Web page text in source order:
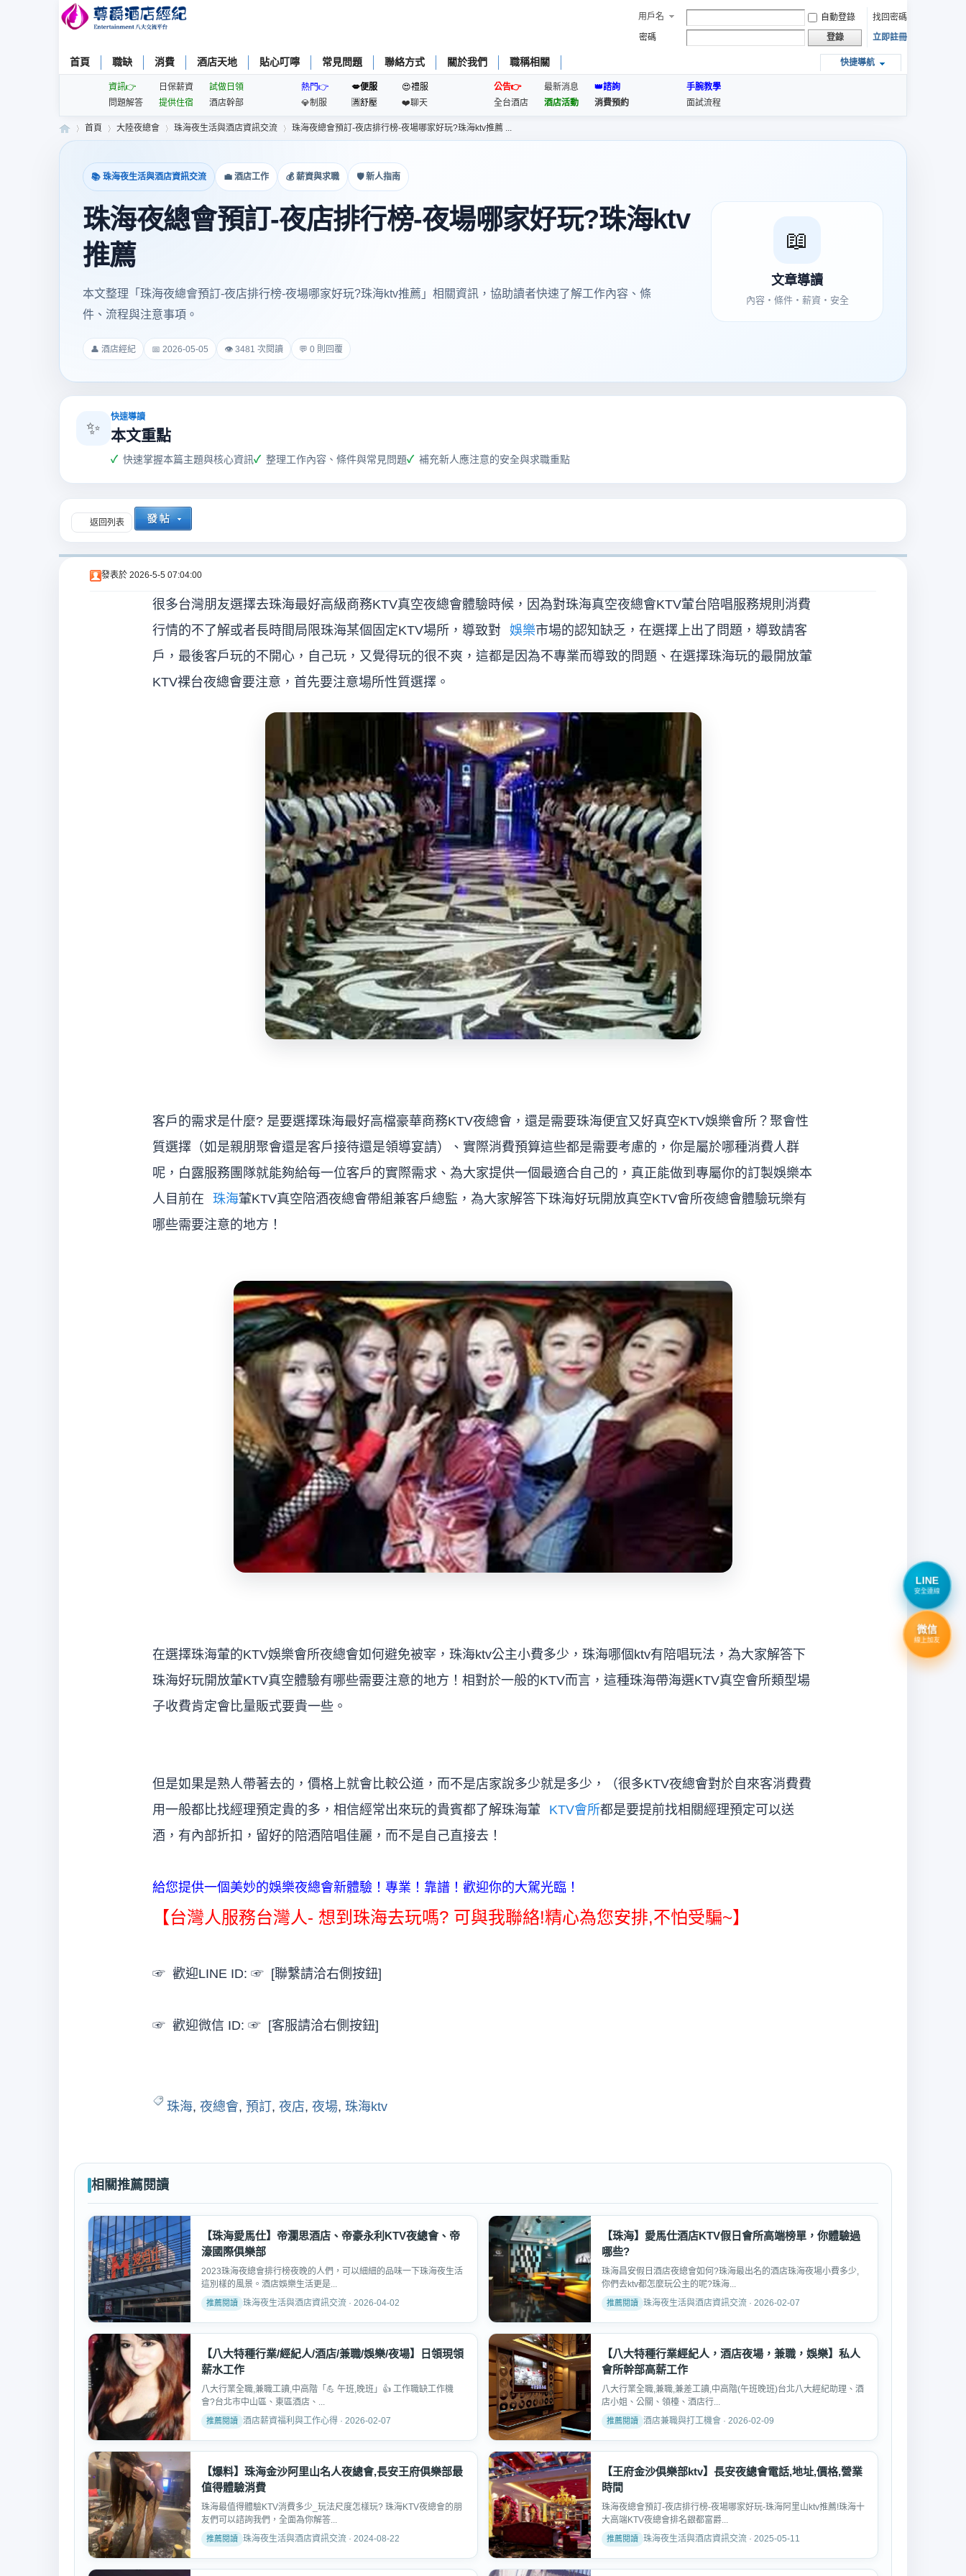
用戶名 自動登錄
找回密碼
密碼
登錄 立即註冊
快捷導航
首頁 職缺 消費 酒店天地 貼心叮嚀 常見問題 聯絡方式 關於我們 職稱相關
資訊👉 日保薪資
試做日領
問題解答
提供住宿 酒店幹部
熱門👉 💋便服
😍禮服
💎制服
🈵️舒壓 ❤️聊天
公告👉 最新消息
👑諮詢
全台酒店
酒店活動 消費預約
手腕教學
面試流程
酒
首頁
›
大陸夜總會
›
珠海夜生活與酒店資訊交流 珠海夜總會預訂-夜店排行榜-夜場哪家好玩?珠海ktv推薦 ...
📚 珠海夜生活與酒店資訊交流 💼 酒店工作 💰 薪資與求職 🛡 新人指南
珠海夜總會預訂-夜店排行榜-夜場哪家好玩?珠海ktv
推薦
本文整理「珠海夜總會預訂-夜店排行榜-夜場哪家好玩?珠海ktv推薦」相關資訊，協助讀者快速了解工作內容、條
件、流程與注意事項。
👤 酒店經紀 📅 2026-05-05 👁 3481 次閱讀 💬 0 則回覆
📖
文章導讀
內容・條件・薪資・安全
✨
快速導讀
本文重點
快速掌握本篇主題與核心資訊 整理工作內容、條件與常見問題 補充新人應注意的安全與求職重點
返回列表
發表於 2026-5-5 07:04:00
很多台灣朋友選擇去珠海最好高級商務KTV真空夜總會體驗時候，因為對珠海真空夜總會KTV葷台陪唱服務規則消費
行情的不了解或者長時間局限珠海某個固定KTV場所，導致對 娛樂市場的認知缺乏，在選擇上出了問題，導致請客
戶，最後客戶玩的不開心，自己玩，又覺得玩的很不爽，這都是因為不專業而導致的問題、在選擇珠海玩的最開放葷
KTV裸台夜總會要注意，首先要注意場所性質選擇。
客戶的需求是什麼? 是要選擇珠海最好高檔豪華商務KTV夜總會，還是需要珠海便宜又好真空KTV娛樂會所？聚會性
質選擇（如是親朋聚會還是客戶接待還是領導宴請）、實際消費預算這些都是需要考慮的，你是屬於哪種消費人群
呢，白露服務團隊就能夠給每一位客戶的實際需求、為大家提供一個最適合自己的，真正能做到專屬你的訂製娛樂本
人目前在
珠海葷KTV真空陪酒夜總會帶組兼客戶總監，為大家解答下珠海好玩開放真空KTV會所夜總會體驗玩樂有
哪些需要注意的地方！
在選擇珠海葷的KTV娛樂會所夜總會如何避免被宰，珠海ktv公主小費多少，珠海哪個ktv有陪唱玩法，為大家解答下
珠海好玩開放葷KTV真空體驗有哪些需要注意的地方！相對於一般的KTV而言，這種珠海帶海選KTV真空會所類型場
子收費肯定會比量販式要貴一些。
但是如果是熟人帶著去的，價格上就會比較公道，而不是店家說多少就是多少，（很多KTV夜總會對於自來客消費費
用一般都比找經理預定貴的多，相信經常出來玩的貴賓都了解珠海葷
KTV會所都是要提前找相關經理預定可以送
酒，有內部折扣，留好的陪酒陪唱佳麗，而不是自己直接去！
給您提供一個美妙的娛樂夜總會新體驗！專業！靠譜！歡迎你的大駕光臨！
【台灣人服務台灣人- 想到珠海去玩嗎? 可與我聯絡!精心為您安排,不怕受騙~】
☞ 歡迎LINE ID: ☞ [聯繫請洽右側按鈕]
☞ 歡迎微信 ID: ☞ [客服請洽右側按鈕]
珠海, 夜總會, 預訂, 夜店, 夜場, 珠海ktv
相關推薦閱讀
【珠海愛馬仕】帝瀾思酒店、帝豪永利KTV夜總會、帝
濠國際俱樂部
2023珠海夜總會排行榜夜晚的人們，可以細細的品味一下珠海夜生活
這別樣的風景。酒店娛樂生活更是...
珠海夜生活與酒店資訊交流 · 2026-04-02
【珠海】愛馬仕酒店KTV假日會所高端榜單，你體驗過
哪些?
珠海昌安假日酒店夜總會如何?珠海最出名的酒店珠海夜場小費多少,
你們去ktv都怎麼玩公主的呢?珠海...
珠海夜生活與酒店資訊交流 · 2026-02-07
【八大特種行業/經紀人/酒店/兼職/娛樂/夜場】日領現領
薪水工作
八大行業全職,兼職工讀,中高階「💪 午班,晚班」👍 工作職缺工作機
會?️台北市中山區、東區酒店、...
酒店薪資福利與工作心得 · 2026-02-07
【八大特種行業經紀人，酒店夜場，兼職，娛樂】私人
會所幹部高薪工作
八大行業全職,兼職,兼差工讀,中高階(午班晚班)台北八大經紀助理、酒
店小姐、公關、領檯、酒店行...
酒店兼職與打工機會 · 2026-02-09
【爆料】珠海金沙阿里山名人夜總會,長安王府俱樂部最
值得體驗消費
珠海最值得體驗KTV消費多少_玩法尺度怎樣玩? 珠海KTV夜總會的朋
友們可以諮詢我們，全面為你解答...
珠海夜生活與酒店資訊交流 · 2024-08-22
【王府金沙俱樂部ktv】長安夜總會電話,地址,價格,營業
時間
珠海夜總會預訂-夜店排行榜-夜場哪家好玩-珠海阿里山ktv推薦!珠海十
大高端KTV夜總會排名銀都富爵...
珠海夜生活與酒店資訊交流 · 2025-05-11
LINE
安全連線
微信
線上加友